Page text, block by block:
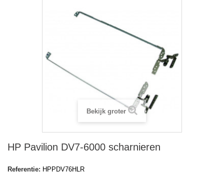
Bekijk groter
HP Pavilion DV7-6000 scharnieren
Referentie: HPPDV76HLR